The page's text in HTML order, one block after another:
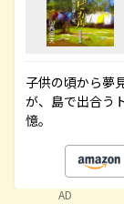
子供の頃から夢
が、島で出合う
憶。
AD